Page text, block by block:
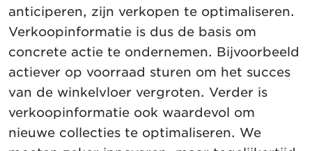
anticiperen, zijn verkopen te optimaliseren.
Verkoopinformatie is dus de basis om
concrete actie te ondernemen. Bijvoorbeeld
actiever op voorraad sturen om het succes
van de winkelvloer vergroten. Verder is
verkoopinformatie ook waardevol om
nieuwe collecties te optimaliseren. We